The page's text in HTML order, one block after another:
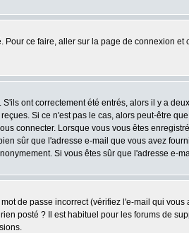
Pour ce faire, aller sur la page de connexion et
ont correctement été entrés, alors il y a
Si ce n'est pas le cas, alors peut-être
connecter. Lorsque vous vous êtes
sûr que l'adresse e-mail que vous avez
Si vous êtes sûr que l'adresse e-
de passe incorrect (vérifiez l'e-mail qui
posté ? Il est habituel pour les forums de